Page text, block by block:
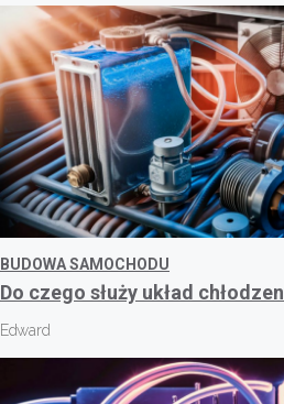
BUDOWA SAMOCHODU
Do czego służy układ
Edward